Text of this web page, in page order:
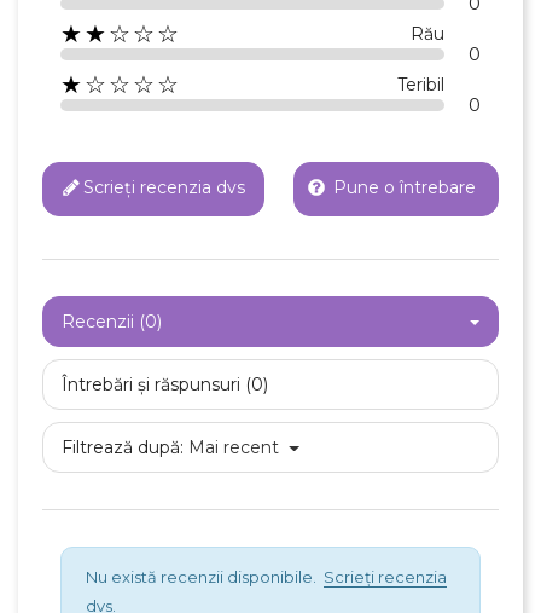
★★☆☆☆ Rău
0
★☆☆☆☆ Teribil
0
Scrieți recenzia dvs Pune o întrebare
Recenzii (0)
Întrebări și răspunsuri (0)
Filtrează după: Mai recent
Nu există recenzii disponibile. Scrieți recenzia
dvs.